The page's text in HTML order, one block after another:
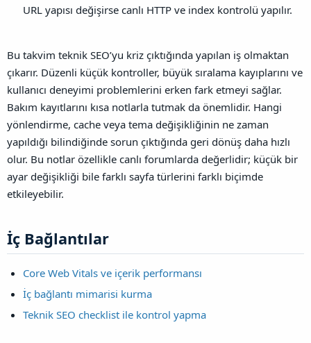
URL yapısı değişirse canlı HTTP ve index kontrolü yapılır.
Bu takvim teknik SEO’yu kriz çıktığında yapılan iş olmaktan
çıkarır. Düzenli küçük kontroller, büyük sıralama kayıplarını ve
kullanıcı deneyimi problemlerini erken fark etmeyi sağlar.
Bakım kayıtlarını kısa notlarla tutmak da önemlidir. Hangi
yönlendirme, cache veya tema değişikliğinin ne zaman
yapıldığı bilindiğinde sorun çıktığında geri dönüş daha hızlı
olur. Bu notlar özellikle canlı forumlarda değerlidir; küçük bir
ayar değişikliği bile farklı sayfa türlerini farklı biçimde
etkileyebilir.
İç Bağlantılar​
Core Web Vitals ve içerik performansı
İç bağlantı mimarisi kurma
Teknik SEO checklist ile kontrol yapma